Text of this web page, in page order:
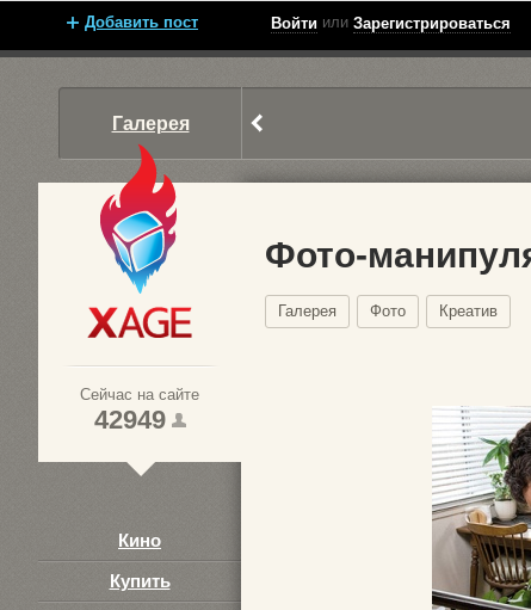
Добавить пост Войти или Зарегистрироваться
Галерея
Сейчас на сайте
42949
Кино
Купить
Фото-
Галерея Фото Креатив